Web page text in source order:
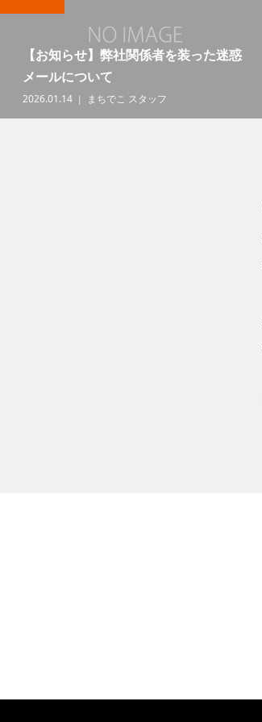
【お知らせ】弊社関係者を装った迷惑
メールについて
2026.01.14 まちでこ スタッフ